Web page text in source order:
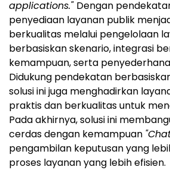
applications." Dengan
penyediaan layanan publik
berkualitas melalui pengelolaan
berbasiskan skenario, integrasi
kemampuan, serta
Didukung pendekatan
solusi ini juga menghadirkan
praktis dan berkualitas untuk
Pada akhirnya, solusi ini
cerdas dengan kemampuan
pengambilan keputusan yang
proses layanan yang lebih efisien.